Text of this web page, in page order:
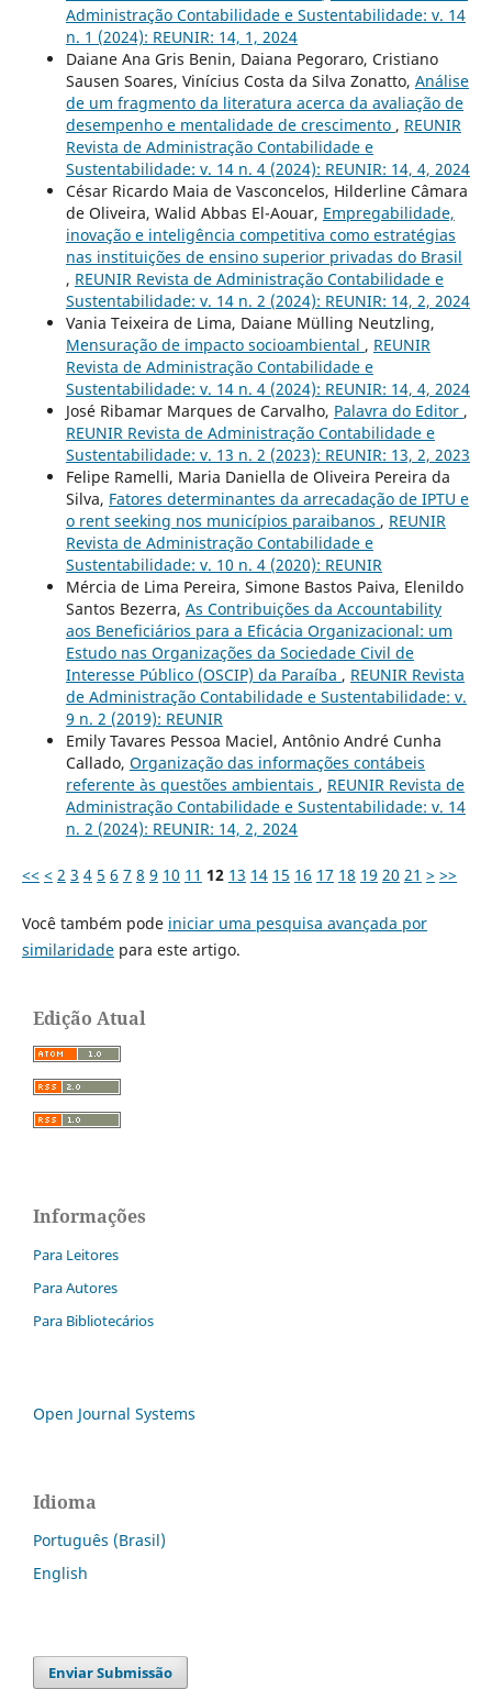
Administração Contabilidade e Sustentabilidade: v. 14
n. 1 (2024): REUNIR: 14, 1, 2024
Daiane Ana Gris Benin, Daiana Pegoraro, Cristiano
Sausen Soares, Vinícius Costa da Silva Zonatto, Análise
de um fragmento da literatura acerca da avaliação de
desempenho e mentalidade de crescimento , REUNIR
Revista de Administração Contabilidade e
Sustentabilidade: v. 14 n. 4 (2024): REUNIR: 14, 4, 2024
César Ricardo Maia de Vasconcelos, Hilderline Câmara
de Oliveira, Walid Abbas El-Aouar, Empregabilidade,
inovação e inteligência competitiva como estratégias
nas instituições de ensino superior privadas do Brasil
, REUNIR Revista de Administração Contabilidade e
Sustentabilidade: v. 14 n. 2 (2024): REUNIR: 14, 2, 2024
Vania Teixeira de Lima, Daiane Mülling Neutzling,
Mensuração de impacto socioambiental , REUNIR
Revista de Administração Contabilidade e
Sustentabilidade: v. 14 n. 4 (2024): REUNIR: 14, 4, 2024
José Ribamar Marques de Carvalho, Palavra do Editor ,
REUNIR Revista de Administração Contabilidade e
Sustentabilidade: v. 13 n. 2 (2023): REUNIR: 13, 2, 2023
Felipe Ramelli, Maria Daniella de Oliveira Pereira da
Silva, Fatores determinantes da arrecadação de IPTU e
o rent seeking nos municípios paraibanos , REUNIR
Revista de Administração Contabilidade e
Sustentabilidade: v. 10 n. 4 (2020): REUNIR
Mércia de Lima Pereira, Simone Bastos Paiva, Elenildo
Santos Bezerra, As Contribuições da Accountability
aos Beneficiários para a Eficácia Organizacional: um
Estudo nas Organizações da Sociedade Civil de
Interesse Público (OSCIP) da Paraíba , REUNIR Revista
de Administração Contabilidade e Sustentabilidade: v.
9 n. 2 (2019): REUNIR
Emily Tavares Pessoa Maciel, Antônio André Cunha
Callado, Organização das informações contábeis
referente às questões ambientais , REUNIR Revista de
Administração Contabilidade e Sustentabilidade: v. 14
n. 2 (2024): REUNIR: 14, 2, 2024
<< < 2 3 4 5 6 7 8 9 10 11 12 13 14 15 16 17 18 19 20 21 > >>
Você também pode iniciar uma pesquisa avançada por
similaridadepara este artigo.
Edição Atual
Informações
Para Leitores
Para Autores
Para Bibliotecários
Open Journal Systems
Idioma
Português (Brasil)
English
Enviar Submissão